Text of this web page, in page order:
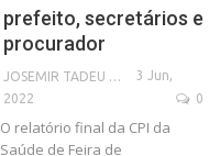
prefeito, secretários e
procurador
3 Jun,
2022
0
O relatório final da CPI da
Saúde de Feira de